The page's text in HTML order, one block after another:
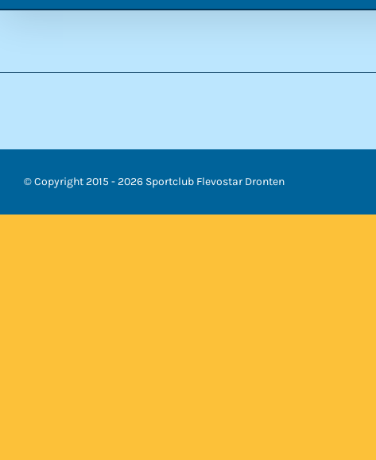
© Copyright 2015 -2026 Sportclub Flevostar Dronten